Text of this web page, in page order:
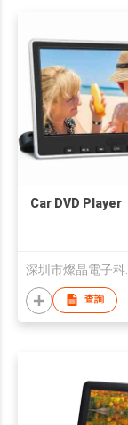
Car DVD Player
深圳市燦晶電子科技有限公司
查詢